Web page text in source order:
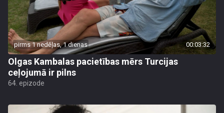
pirms 1 nedēļas, 1 dienas 00:03:32
Olgas Kambalas pacietības mērs Turcijas
ceļojumā ir pilns
64. epizode